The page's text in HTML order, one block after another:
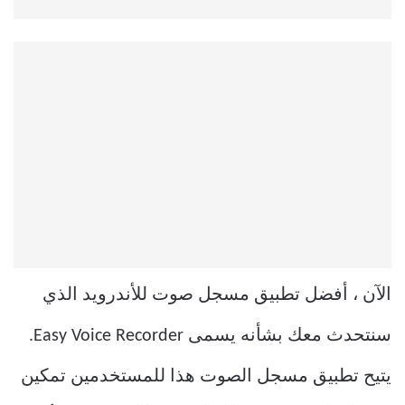
الآن ، أفضل تطبيق مسجل صوت للأندرويد الذي
سنتحدث معك بشأنه يسمى Easy Voice Recorder.
يتيح تطبيق مسجل الصوت هذا للمستخدمين تمكين